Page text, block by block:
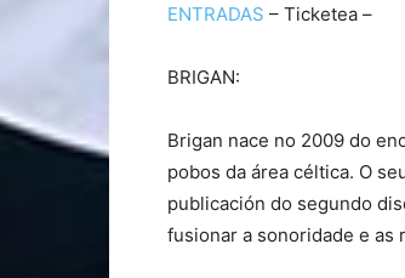
ENTRADAS – Ticketea –
BRIGAN:
Brigan nace no 2009 do
pobos da área céltica. O
publicación do segundo
fusionar a sonoridade e as